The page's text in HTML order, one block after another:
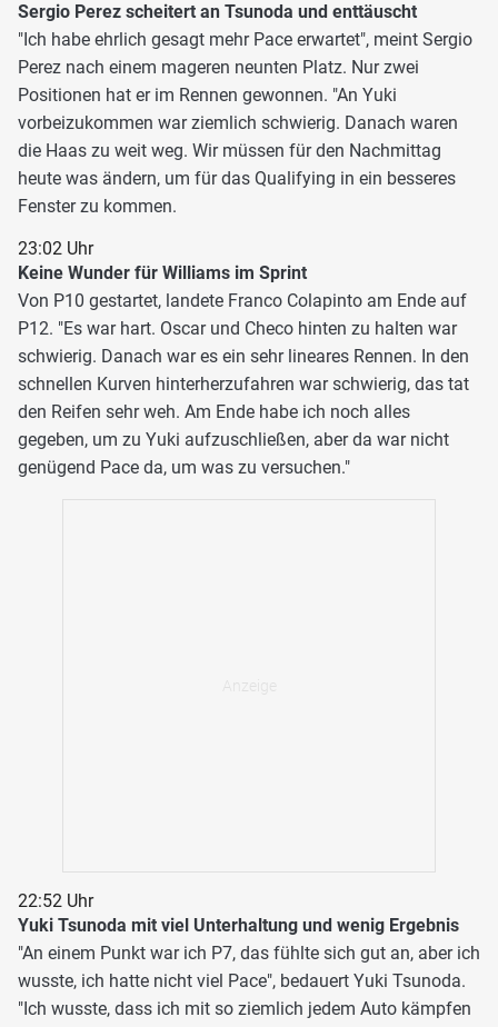
Sergio Perez scheitert an Tsunoda und enttäuscht
"Ich habe ehrlich gesagt mehr Pace erwartet", meint Sergio
Perez nach einem mageren neunten Platz. Nur zwei
Positionen hat er im Rennen gewonnen. "An Yuki
vorbeizukommen war ziemlich schwierig. Danach waren
die Haas zu weit weg. Wir müssen für den Nachmittag
heute was ändern, um für das Qualifying in ein besseres
Fenster zu kommen.
23:02 Uhr
Keine Wunder für Williams im Sprint
Von P10 gestartet, landete Franco Colapinto am Ende auf
P12. "Es war hart. Oscar und Checo hinten zu halten war
schwierig. Danach war es ein sehr lineares Rennen. In den
schnellen Kurven hinterherzufahren war schwierig, das tat
den Reifen sehr weh. Am Ende habe ich noch alles
gegeben, um zu Yuki aufzuschließen, aber da war nicht
genügend Pace da, um was zu versuchen."
22:52 Uhr
Yuki Tsunoda mit viel Unterhaltung und wenig Ergebnis
"An einem Punkt war ich P7, das fühlte sich gut an, aber ich
wusste, ich hatte nicht viel Pace", bedauert Yuki Tsunoda.
"Ich wusste, dass ich mit so ziemlich jedem Auto kämpfen